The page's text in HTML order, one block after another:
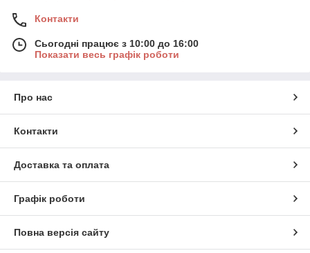
Контакти
Сьогодні працює з 10:00 до 16:00
Показати весь графік роботи
Про нас
Контакти
Доставка та оплата
Графік роботи
Повна версія сайту